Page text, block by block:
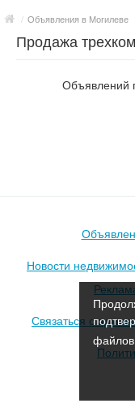
файлов
/ Объявления в Могилеве
Продажа
Объявлений
Новости
Связаться с